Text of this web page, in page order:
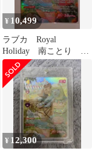
¥ 10,499
ラブカ Royal
Holiday 南ことり
SEC
¥ 12,300